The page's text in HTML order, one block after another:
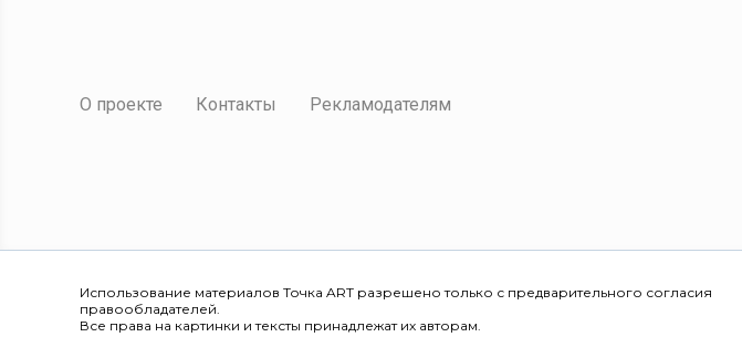
О проекте Контакты Рекламодателям
Использование материалов Точка ART разрешено только с предварительного согласия
правообладателей.
Все права на картинки и тексты принадлежат их авторам.